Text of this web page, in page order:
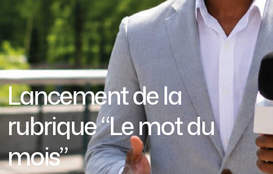
Lancement de la
rubrique “Le mot du
mois”